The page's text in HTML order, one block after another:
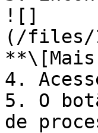
![]
(/files/
4.
5. O
de